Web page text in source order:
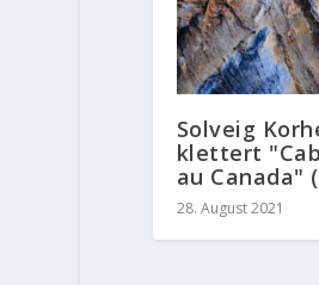
Solveig
klettert
au Canada"
28. August 2021